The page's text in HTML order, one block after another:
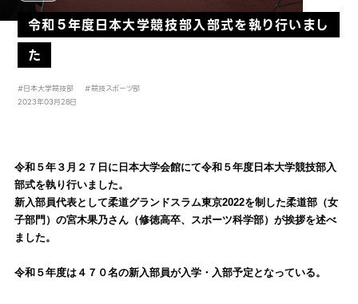
令和５年度日本大学競技部入部式を執り行いまし
た
#日本大学競技部
#競技スポーツ部
2023年03月28日
令和５年３月２７日に日本大学会館にて令和５年度日本大学競技部入
部式を執り行いました。
新入部員代表として柔道グランドスラム東京2022を制した柔道部（女
子部門）の宮木果乃さん（修徳高卒、スポーツ科学部）が挨拶を述べ
ました。
令和５年度は４７０名の新入部員が入学・入部予定となっている。